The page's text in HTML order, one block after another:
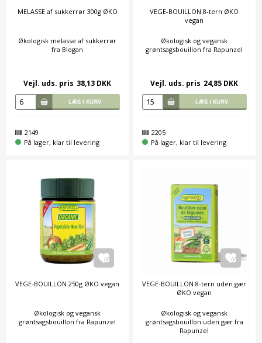
MELASSE af sukkerrør 300g ØKO
Økologisk melasse af sukkerrør
fra Biogan
Vejl. uds. pris 38,13 DKK
2149
På lager, klar til levering
VEGE-BOUILLON 8-tern ØKO
vegan
Økologisk og vegansk
grøntsagsbouillon fra Rapunzel
Vejl. uds. pris 24,85 DKK
2205
På lager, klar til levering
VEGE-BOUILLON 250g ØKO vegan
Økologisk og vegansk
grøntsagsbouillon fra Rapunzel
VEGE-BOUILLON 8-tern uden gær
ØKO vegan
Økologisk og vegansk
grøntsagsbouillon uden gær fra
Rapunzel